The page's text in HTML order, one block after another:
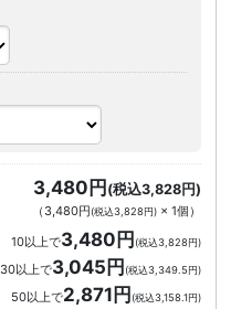
3,480円 (税込3,828円)
（ 3,480円(税込3,828円)× 1個 ）
10以上で3,480円(税込3,828円)
30以上で3,045円(税込3,349.5円)
50以上で2,871円(税込3,158.1円)